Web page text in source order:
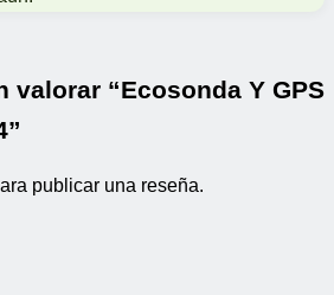
valorar “Ecosonda Y GPS
publicar una reseña.